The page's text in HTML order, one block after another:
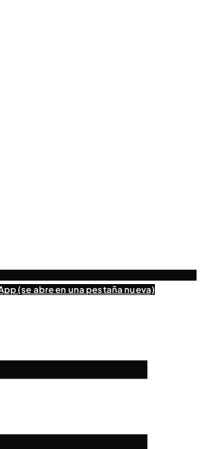
(se abre en una pestaña nueva)